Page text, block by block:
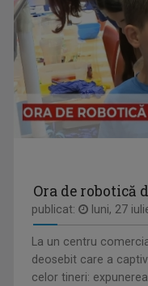
ACCENT REGIONAL
LAURA LUCESCU
Nu împlinise 20 de ani
ANCA MEDELEANU
La TVR Iaşi, Anca
Ora de robotică
publicat: luni, 27
La un centru
deosebit care a
celor tineri: